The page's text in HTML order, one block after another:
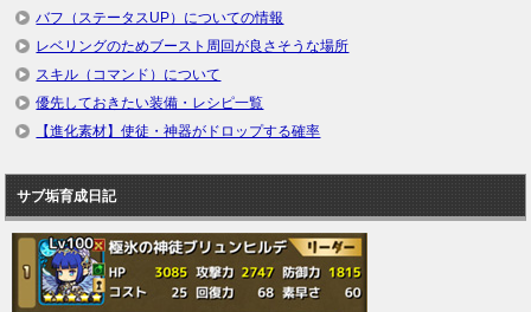
バフ（ステータスUP）についての情報
レベリングのためブースト周回が良さそうな場所
スキル（コマンド）について
優先しておきたい装備・レシピ一覧
【進化素材】使徒・神器がドロップする確率
サブ垢育成日記